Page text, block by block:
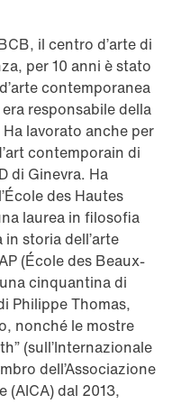
il centro d’arte di
per 10 anni è stato
contemporanea
responsabile della
lavorato anche per
contemporain di
di Ginevra. Ha
des Hautes
laurea in filosofia
storia dell’arte
(École des Beaux-
cinquantina di
Philippe Thomas,
nonché le mostre
(sull’Internazionale
dell’Associazione
(AICA) dal 2013,